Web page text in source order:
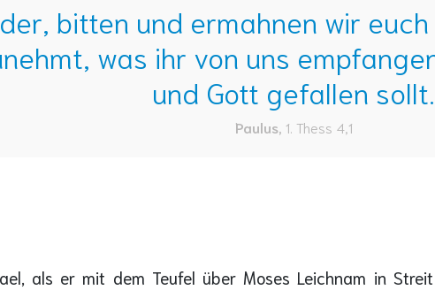
bitten und ermahnen wir
was ihr von uns
und Gott gefallen sollt.
Paulus, 1. Thess 4,1
als er mit dem Teufel über Moses Leichnam in